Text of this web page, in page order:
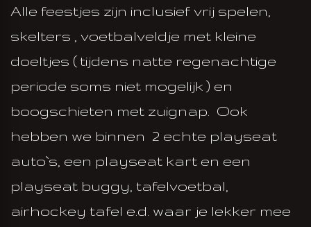
Alle feestjes zijn inclusief vrij spelen,
skelters , voetbalveldje met kleine
doeltjes ( tijdens natte regenachtige
periode soms niet mogelijk ) en
boogschieten met zuignap. Ook
hebben we binnen 2 echte playseat
auto`s, een playseat kart en een
playseat buggy, tafelvoetbal,
airhockey tafel e.d. waar je lekker mee